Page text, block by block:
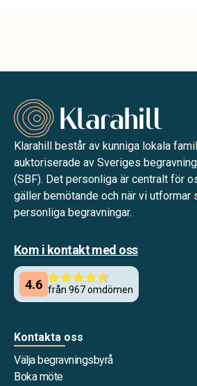
Klarahill består av kunniga lokala
auktoriserade av Sveriges
(SBF). Det personliga är centralt för
gäller bemötande och när vi utformar
personliga begravningar.
Kom i kontakt med oss
Kontakta oss
Välja begravningsbyrå
Boka möte